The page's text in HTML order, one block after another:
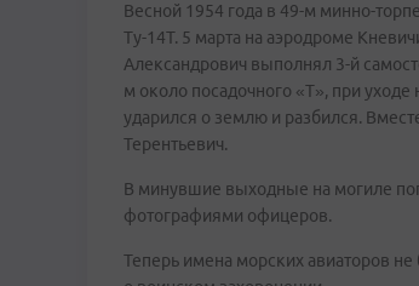
Весной 1954 года в 49-м минно-
Ту-14Т. 5 марта на аэродроме
Александрович выполнял 3-й
м около посадочного «Т», при уходе
ударился о землю и разбился.
Терентьевич.
В минувшие выходные на могиле
фотографиями офицеров.
Теперь имена морских авиаторов